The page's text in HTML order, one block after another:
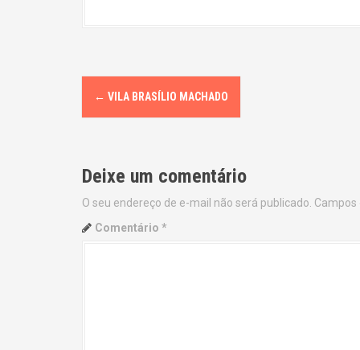
P
o
t
n
← VILA BRASÍLIO MACHADO
Deixe um comentário
O seu endereço de e-mail não será publicado.
Comentário *